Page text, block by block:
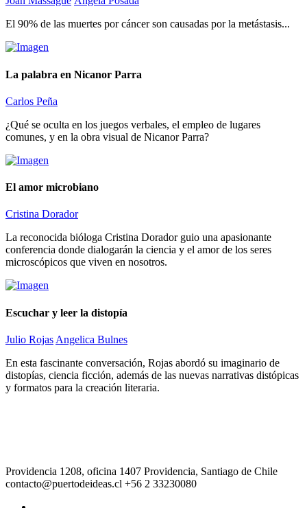
El 90% de las muertes por cáncer son causadas por la metástasis...
La palabra en Nicanor Parra
Carlos Peña
¿Qué se oculta en los juegos verbales, el empleo de lugares
comunes, y en la obra visual de Nicanor Parra?
El amor microbiano
Cristina Dorador
La reconocida bióloga Cristina Dorador guio una apasionante
conferencia donde dialogarán la ciencia y el amor de los seres
microscópicos que viven en nosotros.
Escuchar y leer la distopía
Julio Rojas Angelica Bulnes
En esta fascinante conversación, Rojas abordó su imaginario de
distopías, ciencia ficción, además de las nuevas narrativas distópicas
y formatos para la creación literaria.
Providencia 1208, oficina 1407 Providencia, Santiago de Chile
contacto@puertodeideas.cl +56 2 33230080